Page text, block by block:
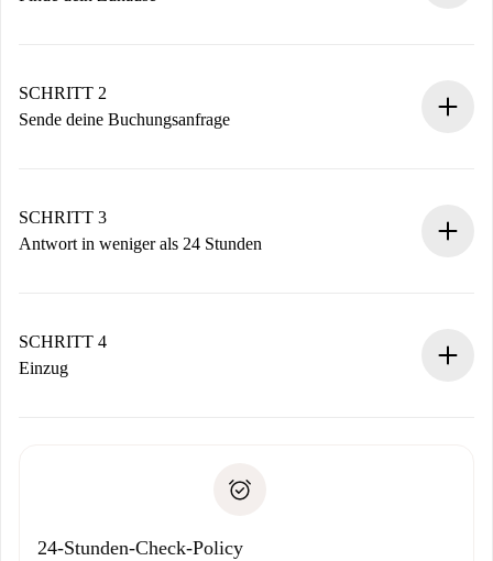
Du erhältst alle notwendigen Informationen im Voraus.
SCHRITT 2
Sende deine Buchungsanfrage
Denk daran, dass wir dich erst belasten, wenn der
Vermieter zustimmt.
SCHRITT 3
Antwort in weniger als 24 Stunden
stellen den Kontakt her.
Wenn der Vermieter ablehnen muss, entstehen keine
SCHRITT 4
Einzug
24-Stunden-Check-Policy